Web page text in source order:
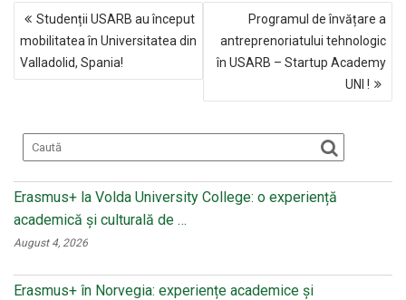
b
o
o
o
kl
a
ni
ki
er
NAVIGARE
ÎN
ARTICOLE
Studenții USARB au început
mobilitatea în Universitatea din
Valladolid, Spania!
Programul de învățare a
antreprenoriatului tehnologic
în USARB – Startup Academy
UNI !
Erasmus+ la Volda University College: o experiență
academică și culturală de …
August 4, 2026
Erasmus+ în Norvegia: experiențe academice și